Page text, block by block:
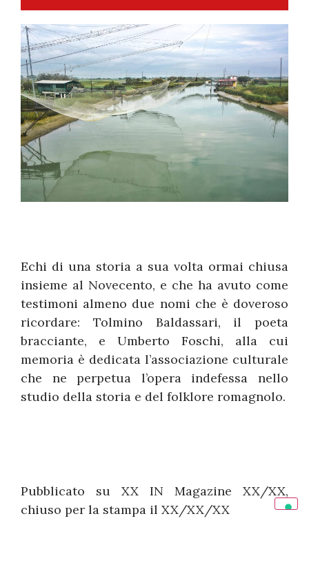
Echi di una storia a sua volta ormai chiusa
insieme al Novecento, e che ha avuto come
testimoni almeno due nomi che è doveroso
ricordare: Tolmino Baldassari, il poeta
bracciante, e Umberto Foschi, alla cui
memoria è dedicata l’associazione culturale
che ne perpetua l’opera indefessa nello
studio della storia e del folklore romagnolo.
Pubblicato su XX IN Magazine XX/XX,
chiuso per la stampa il XX/XX/XX